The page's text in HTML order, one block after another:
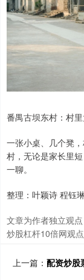
番禺古坝东村：村
一张小桌、几个凳
村，无论是家长里
一聊。
整理：叶颖诗 程钰
文章为作者独立观
炒股杠杆10倍网观点
上一篇： 配资炒股